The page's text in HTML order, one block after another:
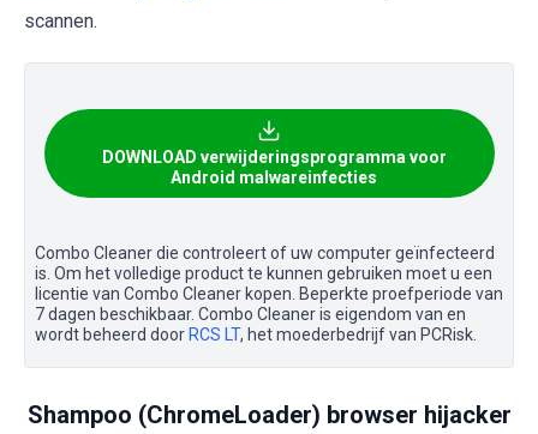
scannen.
DOWNLOAD verwijderingsprogramma voor
Android malwareinfecties
Combo Cleaner die controleert of uw computer geïnfecteerd
is. Om het volledige product te kunnen gebruiken moet u een
licentie van Combo Cleaner kopen. Beperkte proefperiode van
7 dagen beschikbaar. Combo Cleaner is eigendom van en
wordt beheerd doorRCS LT, het moederbedrijf van PCRisk.
Shampoo (ChromeLoader) browser hijacker